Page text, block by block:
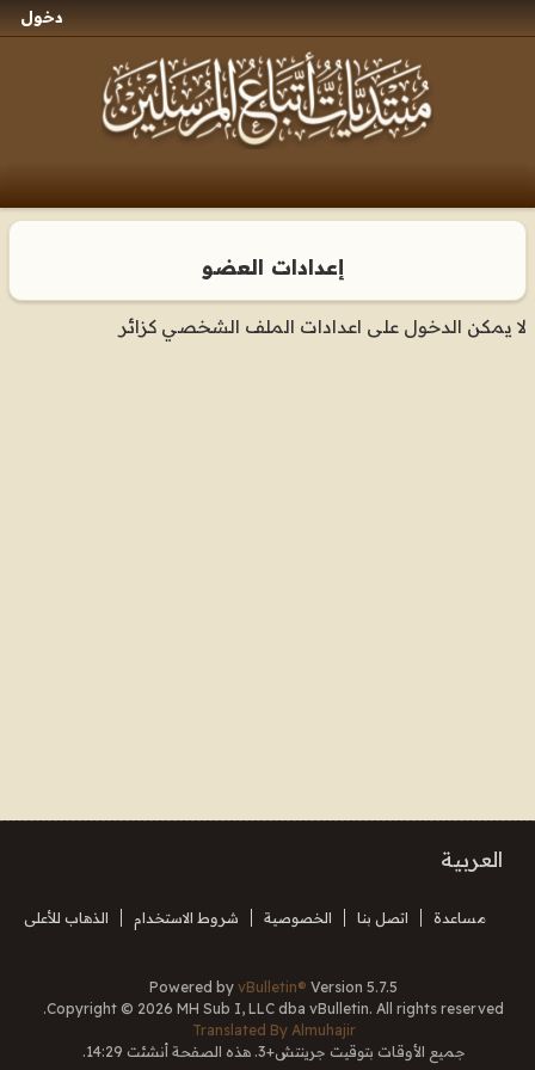
دخول
إعدادات العضو
لا يمكن الدخول على اعدادات الملف الشخصي كزائر
العربية
مساعدة اتصل بنا الخصوصية شروط الاستخدام الذهاب للأعلى
Powered by vBulletin® Version 5.7.5
Copyright © 2026 MH Sub I, LLC dba vBulletin. All rights reserved.
Translated By Almuhajir
جميع الأوقات بتوقيت جرينتش+3. هذه الصفحة أنشئت 14:29.